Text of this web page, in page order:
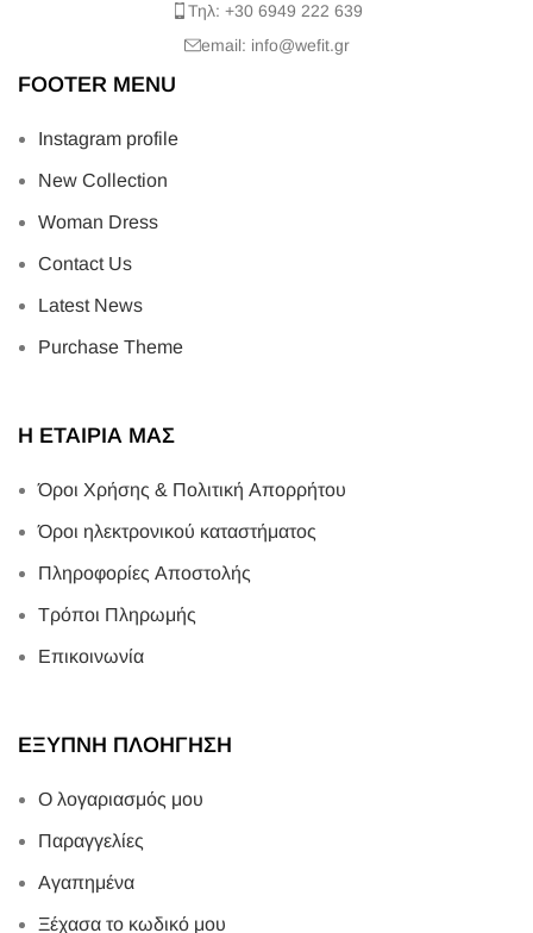
Τηλ: +30 6949 222 639
email: info@wefit.gr
FOOTER MENU
Instagram profile
New Collection
Woman Dress
Contact Us
Latest News
Purchase Theme
Η ΕΤΑΙΡΙΑ ΜΑΣ
Όροι Χρήσης & Πολιτική Απορρήτου
Όροι ηλεκτρονικού καταστήματος
Πληροφορίες Αποστολής
Τρόποι Πληρωμής
Επικοινωνία
ΕΞΥΠΝΗ ΠΛΟΗΓΗΣΗ
Ο λογαριασμός μου
Παραγγελίες
Αγαπημένα
Ξέχασα το κωδικό μου